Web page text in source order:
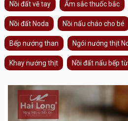
Nồi đất vẽ tay Ấm sắc thuốc bắc
Nồi đất Noda Nồi nấu cháo cho bé
Bếp nướng than Ngói nướng thịt
Khay nướng thịt Nồi đất nấu bếp từ